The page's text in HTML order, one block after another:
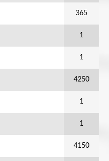
365
1
1
4250
1
1
4150